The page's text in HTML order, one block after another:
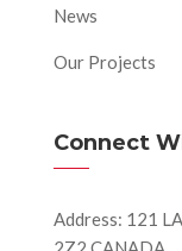
News
Our Projects
Connect
Address: 121